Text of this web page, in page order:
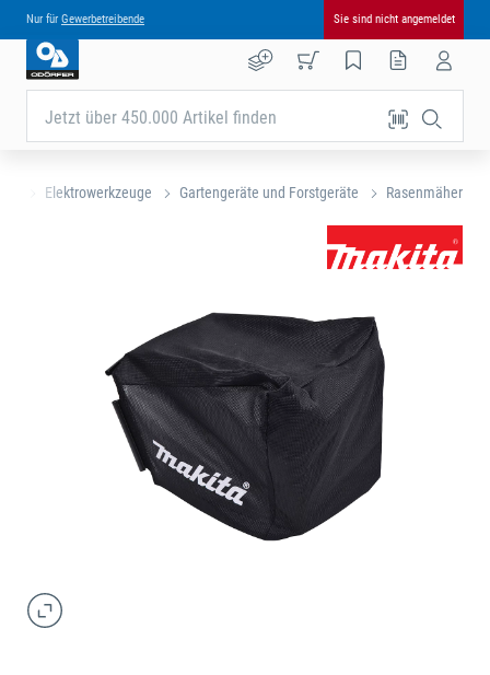
Nur für Gewerbetreibende Sie sind nicht angemeldet
Jetzt über 450.000 Artikel finden
Elektrowerkzeuge Gartengeräte und Forstgeräte Rasenmäher